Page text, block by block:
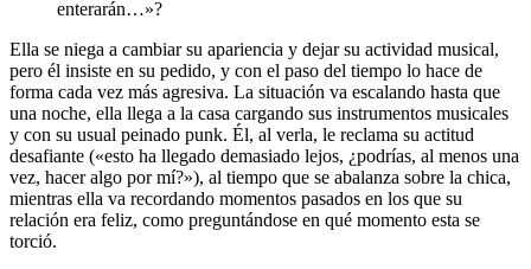
enterarán…»?
Ella se niega a cambiar su apariencia y dejar su actividad musical,
pero él insiste en su pedido, y con el paso del tiempo lo hace de
forma cada vez más agresiva. La situación va escalando hasta que
una noche, ella llega a la casa cargando sus instrumentos musicales
y con su usual peinado punk. Él, al verla, le reclama su actitud
desafiante («esto ha llegado demasiado lejos, ¿podrías, al menos una
vez, hacer algo por mí?»), al tiempo que se abalanza sobre la chica,
mientras ella va recordando momentos pasados en los que su
relación era feliz, como preguntándose en qué momento esta se
torció.